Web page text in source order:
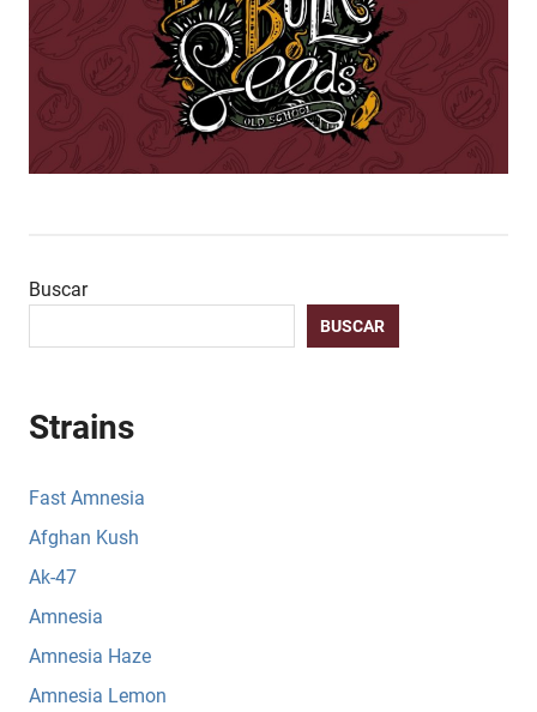
Buscar
BUSCAR
Strains
Fast Amnesia
Afghan Kush
Ak-47
Amnesia
Amnesia Haze
Amnesia Lemon